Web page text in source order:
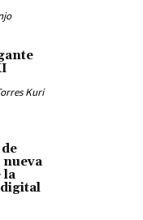
Kuri
nueva
la